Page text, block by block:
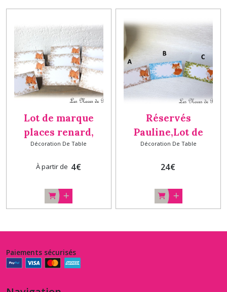
Lot de marque
places renard,
décoration Baptême
anniversaire BEIGE
Décoration De Table
À partir de 4€
Réservés
Pauline,Lot de
marque places
anniversaire
Décoration De Table
24€
Paiements sécurisés